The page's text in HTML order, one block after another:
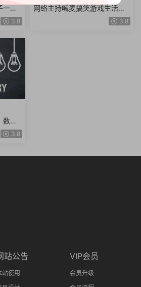
一
宝取
3.8
网络主持喊麦搞笑游戏生活音
效，直播主播自媒体音效辅助V
3.8
据
3.8
站公告
站使用
VIP会员
会员升级